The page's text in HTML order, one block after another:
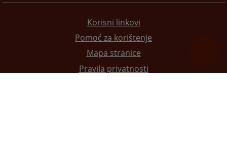
Korisni linkovi
Pomoć za korištenje
Mapa stranice
Pravila privatnosti